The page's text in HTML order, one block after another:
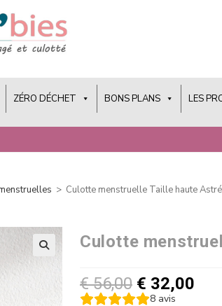
ZÉRO DÉCHET BONS PLANS LES
> Culotte menstruelle Taille haute
Culotte
€56,00 € 32,00
8avis